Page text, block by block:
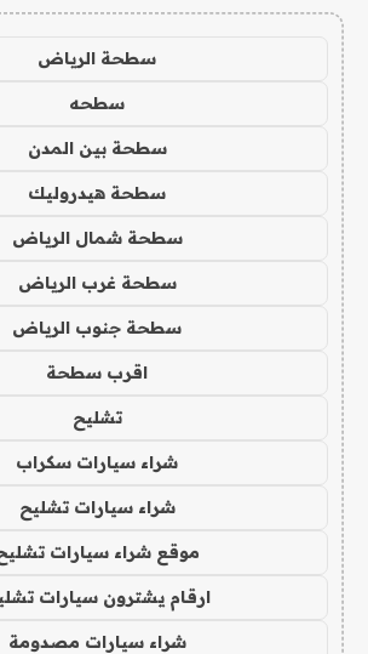
سطحة الرياض
سطحه
سطحة بين المدن
سطحة هيدروليك
سطحة شمال الرياض
سطحة غرب الرياض
سطحة جنوب الرياض
اقرب سطحة
تشليح
شراء سيارات سكراب
شراء سيارات تشليح
موقع شراء سيارات
ارقام يشترون سيارات
شراء سيارات مصدومة